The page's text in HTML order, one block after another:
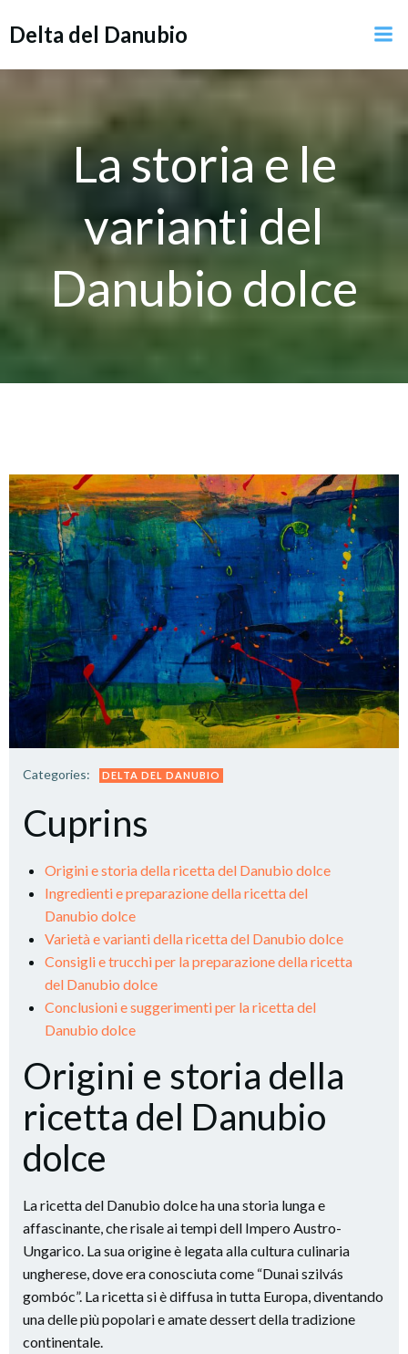
Delta del Danubio
La storia e le
varianti del
Danubio dolce
Categories: DELTA DEL DANUBIO
Cuprins
Origini e storia della ricetta del Danubio dolce
Ingredienti e preparazione della ricetta del
Danubio dolce
Varietà e varianti della ricetta del Danubio dolce
Consigli e trucchi per la preparazione della ricetta
del Danubio dolce
Conclusioni e suggerimenti per la ricetta del
Danubio dolce
Origini e storia della
ricetta del Danubio
dolce
La ricetta del Danubio dolce ha una storia lunga e
affascinante, che risale ai tempi dell Impero Austro-
Ungarico. La sua origine è legata alla cultura culinaria
ungherese, dove era conosciuta come “Dunai szilvás
gombóc”. La ricetta si è diffusa in tutta Europa, diventando
una delle più popolari e amate dessert della tradizione
continentale.